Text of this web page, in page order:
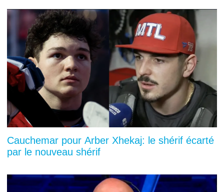
Cauchemar pour Arber Xhekaj: le shérif écarté
par le nouveau shérif